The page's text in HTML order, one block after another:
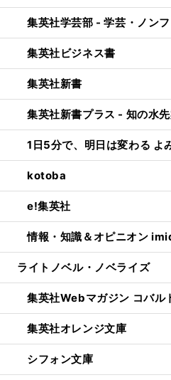
集英社学芸部 - 学芸・ノン
集英社ビジネス書
集英社新書
集英社新書プラス - 知の水
1日5分で、明日は変わる
kotoba
e!集英社
情報・知識＆オピニオン
ライトノベル・ノベライズ
集英社Webマガジン コバル
集英社オレンジ文庫
シフォン文庫